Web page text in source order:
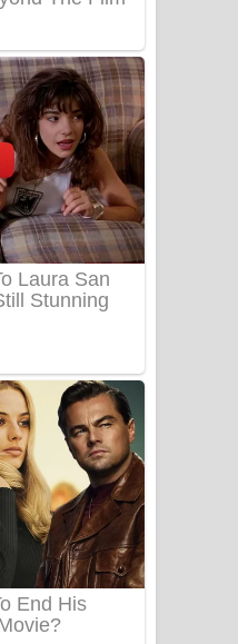
පද පෙළ
Lyrics - ඔව් මං
පෙළ
Lyrics
Lyrics - ආයේ
පෙළ
Lyrics - Alex Warren
Song Lyrics - අප හමුවී
Lyrics - පතිනියනේ